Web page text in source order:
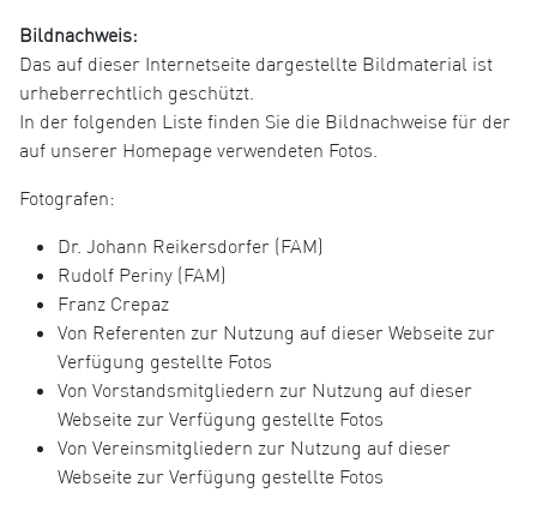
Bildnachweis:
Das auf dieser Internetseite dargestellte Bildmaterial ist
urheberrechtlich geschützt.
In der folgenden Liste finden Sie die Bildnachweise für der
auf unserer Homepage verwendeten Fotos.
Fotografen:
Dr. Johann Reikersdorfer (FAM)
Rudolf Periny (FAM)
Franz Crepaz
Von Referenten zur Nutzung auf dieser Webseite zur
Verfügung gestellte Fotos
Von Vorstandsmitgliedern zur Nutzung auf dieser
Webseite zur Verfügung gestellte Fotos
Von Vereinsmitgliedern zur Nutzung auf dieser
Webseite zur Verfügung gestellte Fotos